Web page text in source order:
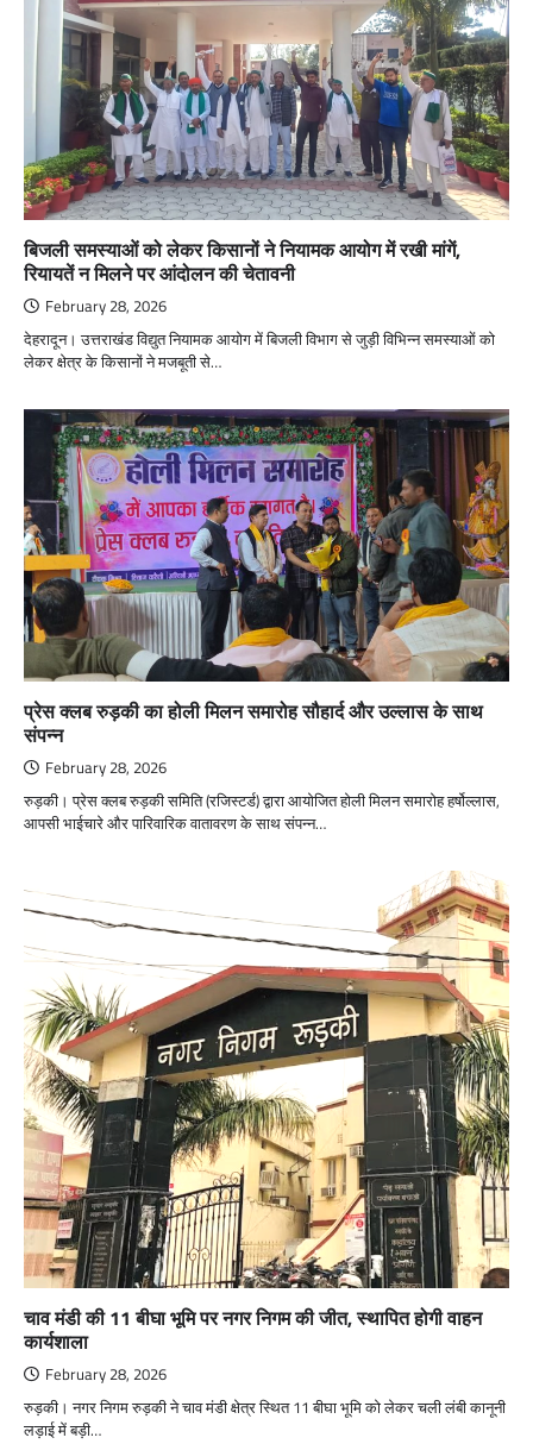
बिजली समस्याओं को लेकर किसानों ने नियामक आयोग में रखी मांगें,
रियायतें न मिलने पर आंदोलन की चेतावनी
February 28, 2026
देहरादून। उत्तराखंड विद्युत नियामक आयोग में बिजली विभाग से जुड़ी विभिन्न समस्याओं को
लेकर क्षेत्र के किसानों ने मजबूती से…
प्रेस क्लब रुड़की का होली मिलन समारोह सौहार्द और उल्लास के साथ
संपन्न
February 28, 2026
रुड़की। प्रेस क्लब रुड़की समिति (रजिस्टर्ड) द्वारा आयोजित होली मिलन समारोह हर्षोल्लास,
आपसी भाईचारे और पारिवारिक वातावरण के साथ संपन्न…
चाव मंडी की 11 बीघा भूमि पर नगर निगम की जीत, स्थापित होगी वाहन
कार्यशाला
February 28, 2026
रुड़की। नगर निगम रुड़की ने चाव मंडी क्षेत्र स्थित 11 बीघा भूमि को लेकर चली लंबी कानूनी
लड़ाई में बड़ी…